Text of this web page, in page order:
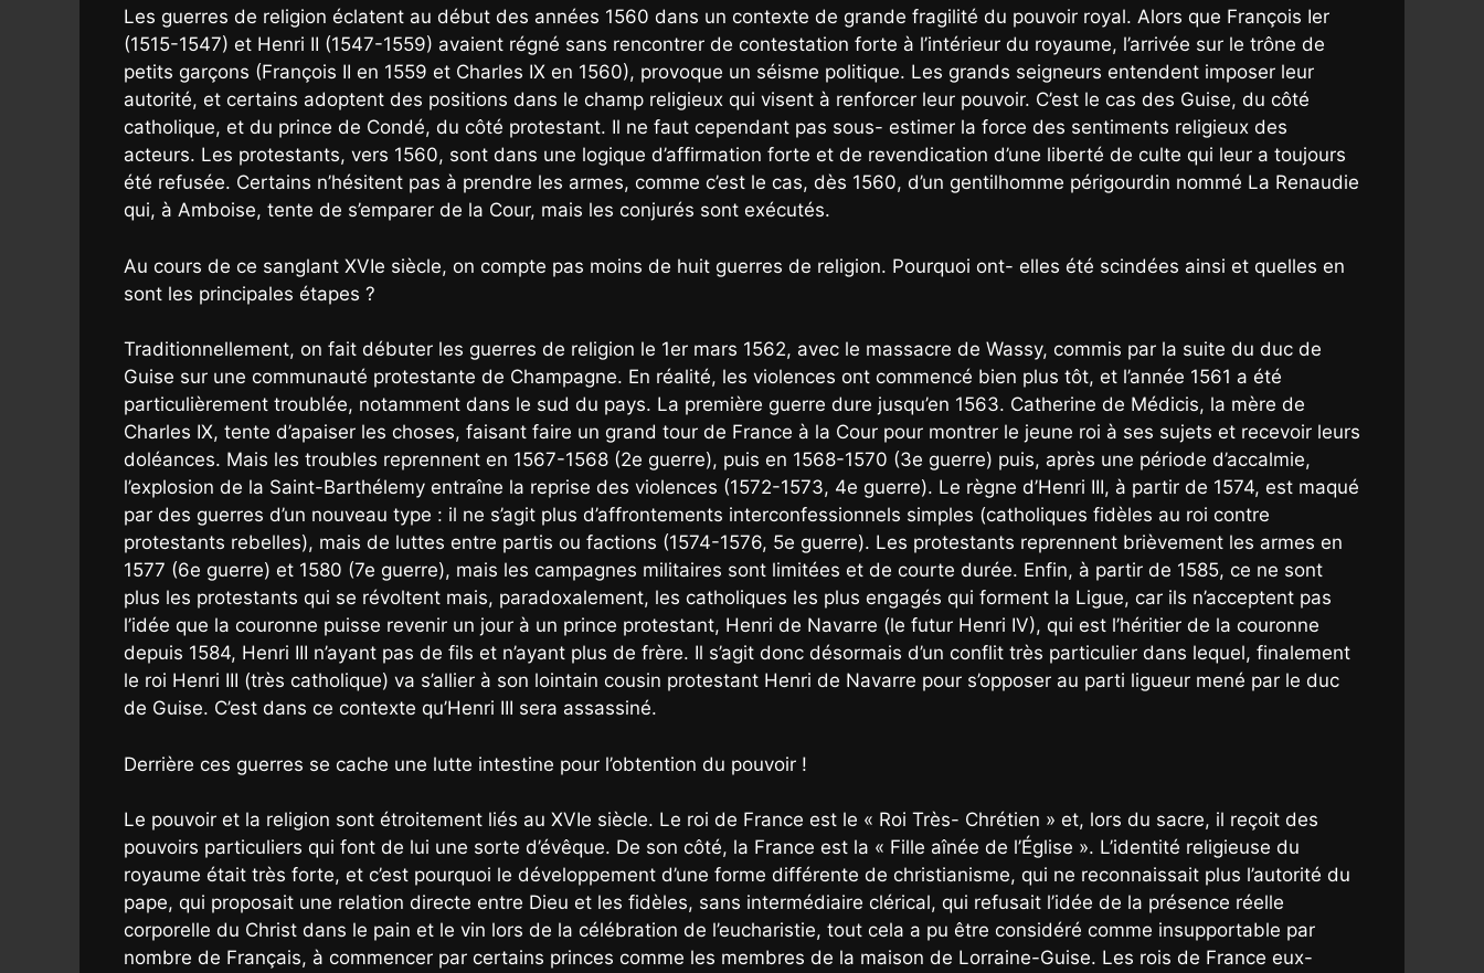
Les guerres de religion éclatent au début des années 1560 dans un contexte de grande fragilité du pouvoir royal. Alors que François Ier
(1515-1547) et Henri II (1547-1559) avaient régné sans rencontrer de contestation forte à l’intérieur du royaume, l’arrivée sur le trône de
petits garçons (François II en 1559 et Charles IX en 1560), provoque un séisme politique. Les grands seigneurs entendent imposer leur
autorité, et certains adoptent des positions dans le champ religieux qui visent à renforcer leur pouvoir. C’est le cas des Guise, du côté
catholique, et du prince de Condé, du côté protestant. Il ne faut cependant pas sous- estimer la force des sentiments religieux des
acteurs. Les protestants, vers 1560, sont dans une logique d’affirmation forte et de revendication d’une liberté de culte qui leur a toujours
été refusée. Certains n’hésitent pas à prendre les armes, comme c’est le cas, dès 1560, d’un gentilhomme périgourdin nommé La Renaudie
qui, à Amboise, tente de s’emparer de la Cour, mais les conjurés sont exécutés.
Au cours de ce sanglant XVIe siècle, on compte pas moins de huit guerres de religion. Pourquoi ont- elles été scindées ainsi et quelles en
sont les principales étapes ?
Traditionnellement, on fait débuter les guerres de religion le 1er mars 1562, avec le massacre de Wassy, commis par la suite du duc de
Guise sur une communauté protestante de Champagne. En réalité, les violences ont commencé bien plus tôt, et l’année 1561 a été
particulièrement troublée, notamment dans le sud du pays. La première guerre dure jusqu’en 1563. Catherine de Médicis, la mère de
Charles IX, tente d’apaiser les choses, faisant faire un grand tour de France à la Cour pour montrer le jeune roi à ses sujets et recevoir leurs
doléances. Mais les troubles reprennent en 1567-1568 (2e guerre), puis en 1568-1570 (3e guerre) puis, après une période d’accalmie,
l’explosion de la Saint-Barthélemy entraîne la reprise des violences (1572-1573, 4e guerre). Le règne d’Henri III, à partir de 1574, est maqué
par des guerres d’un nouveau type : il ne s’agit plus d’affrontements interconfessionnels simples (catholiques fidèles au roi contre
protestants rebelles), mais de luttes entre partis ou factions (1574-1576, 5e guerre). Les protestants reprennent brièvement les armes en
1577 (6e guerre) et 1580 (7e guerre), mais les campagnes militaires sont limitées et de courte durée. Enfin, à partir de 1585, ce ne sont
plus les protestants qui se révoltent mais, paradoxalement, les catholiques les plus engagés qui forment la Ligue, car ils n’acceptent pas
l’idée que la couronne puisse revenir un jour à un prince protestant, Henri de Navarre (le futur Henri IV), qui est l’héritier de la couronne
depuis 1584, Henri III n’ayant pas de fils et n’ayant plus de frère. Il s’agit donc désormais d’un conflit très particulier dans lequel, finalement
le roi Henri III (très catholique) va s’allier à son lointain cousin protestant Henri de Navarre pour s’opposer au parti ligueur mené par le duc
de Guise. C’est dans ce contexte qu’Henri III sera assassiné.
Derrière ces guerres se cache une lutte intestine pour l’obtention du pouvoir !
Le pouvoir et la religion sont étroitement liés au XVIe siècle. Le roi de France est le « Roi Très- Chrétien » et, lors du sacre, il reçoit des
pouvoirs particuliers qui font de lui une sorte d’évêque. De son côté, la France est la « Fille aînée de l’Église ». L’identité religieuse du
royaume était très forte, et c’est pourquoi le développement d’une forme différente de christianisme, qui ne reconnaissait plus l’autorité du
pape, qui proposait une relation directe entre Dieu et les fidèles, sans intermédiaire clérical, qui refusait l’idée de la présence réelle
corporelle du Christ dans le pain et le vin lors de la célébration de l’eucharistie, tout cela a pu être considéré comme insupportable par
nombre de Français, à commencer par certains princes comme les membres de la maison de Lorraine-Guise. Les rois de France eux-